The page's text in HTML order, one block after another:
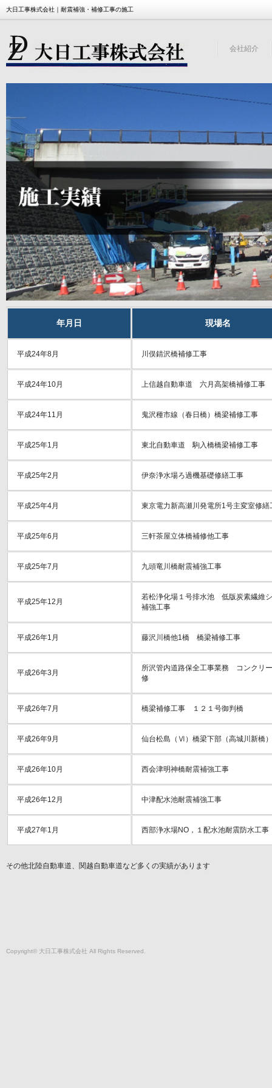
大日工事株式会社｜耐震補強・補修工事の施工
会社紹介
年月日 現場名
平成24年8月 川俣錆沢橋補修工事
平成24年10月 上信越自動車道 六月高架橋補修工事
平成24年11月 鬼沢種市線（春日橋）橋梁補修工事
平成25年1月 東北自動車道 駒入橋橋梁補修工事
平成25年2月 伊奈浄水場ろ過機基礎修繕工事
平成25年4月 東京電力新高瀬川発電所1号主変室修繕
平成25年6月 三軒茶屋立体橋補修他工事
平成25年7月 九頭竜川橋耐震補強工事
平成25年12月
若松浄化場１号排水池 低版炭素繊維
補強工事
平成26年1月 藤沢川橋他1橋 橋梁補修工事
平成26年3月
所沢管内道路保全工事業務 コンクリ
修
平成26年7月 橋梁補修工事 １２１号御判橋
平成26年9月 仙台松島（Ⅵ）橋梁下部（高城川新橋
平成26年10月 西会津明神橋耐震補強工事
平成26年12月 中津配水池耐震補強工事
平成27年1月 西部浄水場NO，１配水池耐震防水工事
その他北陸自動車道、関越自動車道など多くの実績があります
Copyright© 大日工事株式会社 All Rights Reserved.